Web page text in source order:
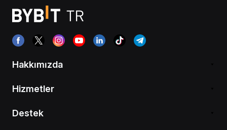
Hakkımızda
Hizmetler
Destek